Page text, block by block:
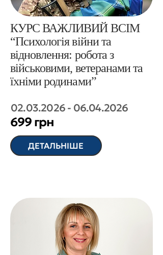
КУРС ВАЖЛИВИЙ ВСІМ
“Психологія війни та
відновлення: робота з
військовими, ветеранами та
їхніми родинами”
02.03.2026 - 06.04.2026
699 грн
ДЕТАЛЬНІШЕ